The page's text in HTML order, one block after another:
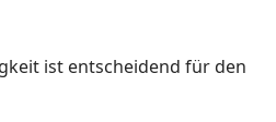
ist entscheidend für den